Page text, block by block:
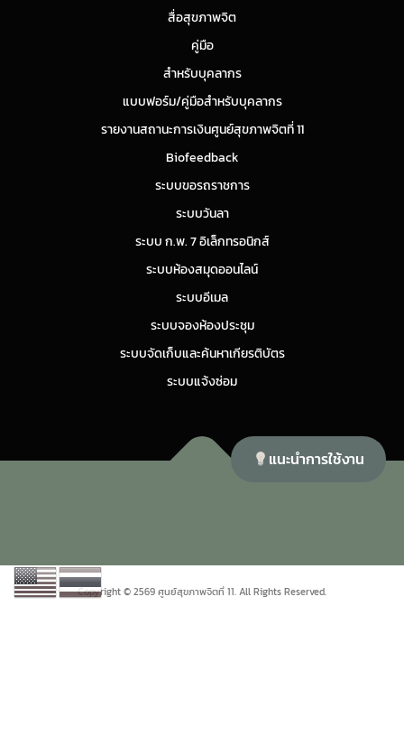
สื่อสุขภาพจิต
คู่มือ
สำหรับบุคลากร
แบบฟอร์ม/คู่มือสำหรับบุคลากร
รายงานสถานะการเงินศูนย์สุขภาพจิตที่ 11
Biofeedback
ระบบขอรถราชการ
ระบบวันลา
ระบบ ก.พ. 7 อิเล็กทรอนิกส์
ระบบห้องสมุดออนไลน์
ระบบอีเมล
ระบบจองห้องประชุม
ระบบจัดเก็บและค้นหาเกียรติบัตร
ระบบแจ้งซ่อม
Copyright © 2569 ศูนย์สุขภาพจิตที่ 11. All Rights Reserved.
แนะนำการใช้งาน